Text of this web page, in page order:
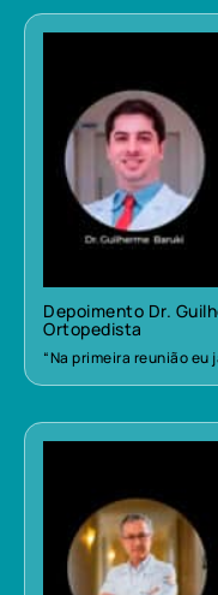
Depoimento Dr.
Ortopedista
“Na primeira reunião eu